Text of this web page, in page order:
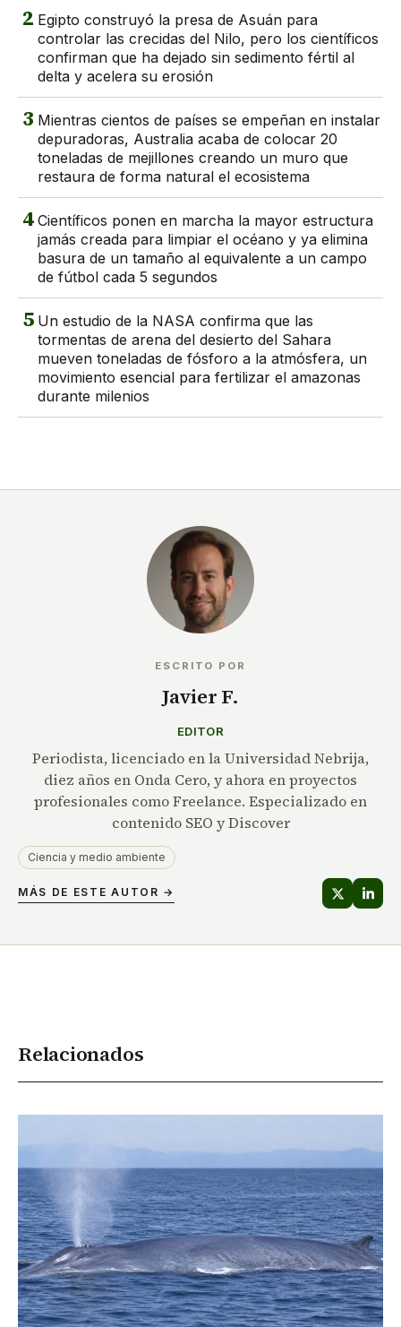
2 Egipto construyó la presa de Asuán para
controlar las crecidas del Nilo, pero los científicos
confirman que ha dejado sin sedimento fértil al
delta y acelera su erosión
3 Mientras cientos de países se empeñan en instalar
depuradoras, Australia acaba de colocar 20
toneladas de mejillones creando un muro que
restaura de forma natural el ecosistema
4 Científicos ponen en marcha la mayor estructura
jamás creada para limpiar el océano y ya elimina
basura de un tamaño al equivalente a un campo
de fútbol cada 5 segundos
5 Un estudio de la NASA confirma que las
tormentas de arena del desierto del Sahara
mueven toneladas de fósforo a la atmósfera, un
movimiento esencial para fertilizar el amazonas
durante milenios
ESCRITO POR
Javier F.
EDITOR
Periodista, licenciado en la Universidad Nebrija,
diez años en Onda Cero, y ahora en proyectos
profesionales como Freelance. Especializado en
contenido SEO y Discover
Ciencia y medio ambiente
MÁS DE ESTE AUTOR →
Relacionados